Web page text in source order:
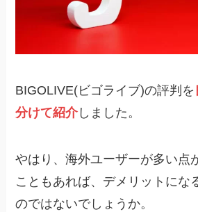
BIGOLIVE(ビゴライブ)の評判を
分けて紹介しました。
やはり、海外ユーザーが多い点
こともあれば、デメリットにな
のではないでしょうか。